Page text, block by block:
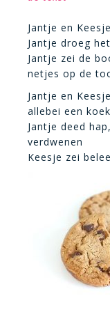
Jantje en
Jantje droeg
Jantje zei de
netjes op de
Jantje en
allebei een
Jantje deed
verdwenen
Keesje zei